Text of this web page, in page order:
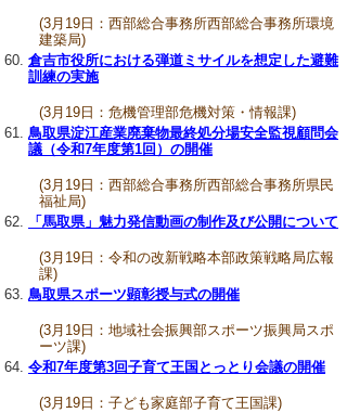
(3月19日：西部総合事務所西部総合事務所環境
建築局)
倉吉市役所における弾道ミサイルを想定した避難
訓練の実施
(3月19日：危機管理部危機対策・情報課)
鳥取県淀江産業廃棄物最終処分場安全監視顧問会
議（令和7年度第1回）の開催
(3月19日：西部総合事務所西部総合事務所県民
福祉局)
「馬取県」魅力発信動画の制作及び公開について
(3月19日：令和の改新戦略本部政策戦略局広報
課)
鳥取県スポーツ顕彰授与式の開催
(3月19日：地域社会振興部スポーツ振興局スポ
ーツ課)
令和7年度第3回子育て王国とっとり会議の開催
(3月19日：子ども家庭部子育て王国課)